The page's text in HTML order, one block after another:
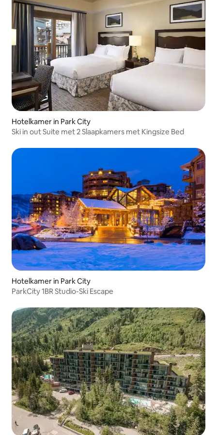
Hotelkamer in Park City
Ski in out Suite met 2 Slaapkamers met Kingsize Bed
Hotelkamer in Park City
ParkCity 1BR Studio-Ski Escape